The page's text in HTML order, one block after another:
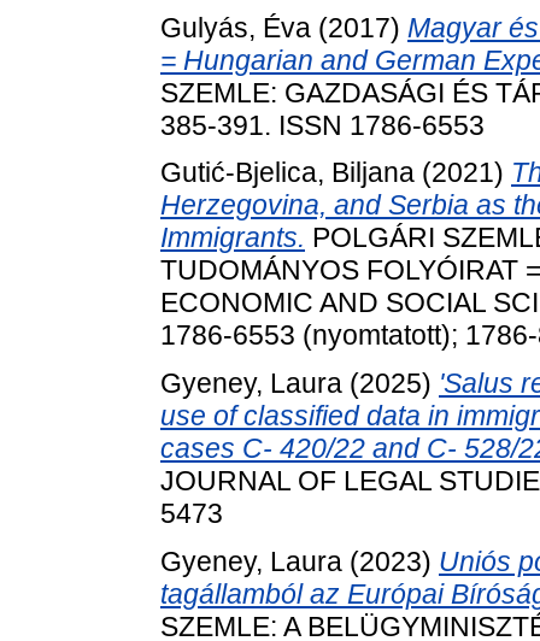
Gulyás, Éva (2017) Magyar
= Hungarian and German
SZEMLE: GAZDASÁGI ÉS
385-391. ISSN 1786-6553
Gutić-Bjelica, Biljana (2021)
Herzegovina, and Serbia as
Immigrants. POLGÁRI
TUDOMÁNYOS FOLYÓIRAT
ECONOMIC AND SOCIAL
1786-6553 (nyomtatott);
Gyeney, Laura (2025) 'Salus
use of classified data in
cases C- 420/22 and C- 528/
JOURNAL OF LEGAL
5473
Gyeney, Laura (2023) Uniós
tagállamból az Európai
SZEMLE: A